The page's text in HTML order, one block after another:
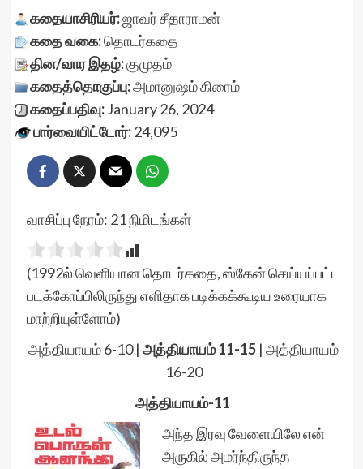
கதையாசிரியர்:ஜாவர் சீதாராமன்
கதை வகை:தொடர்கதை
தின/வார இதழ்:குமுதம்
கதைத்தொகுப்பு:அமானுஷம்கிரைம்
கதைப்பதிவு:January 26, 2024
பார்வையிட்டோர்:24,095
வாசிப்பு நேரம்: 21நிமிடங்கள்
(1992ல் வெளியான தொடர்கதை, ஸ்கேன் செய்யப்பட்ட
படக்கோப்பிலிருந்து எளிதாக படிக்கக்கூடிய உரையாக
மாற்றியுள்ளோம்)
அத்தியாயம் 6-10| அத்தியாயம் 11-15 | அத்தியாயம்
16-20
அத்தியாயம்-11
அந்த இரவு வேளையிலே என்
அருகில் அமர்ந்திருந்த